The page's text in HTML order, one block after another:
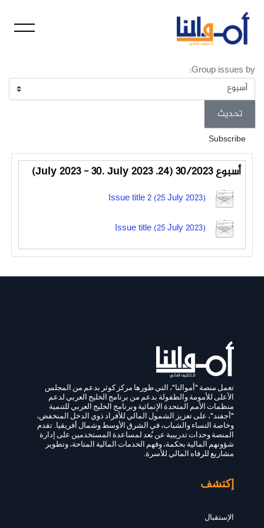
تخطى إلى المحتوى الرئيسي
Group issues by:
Subscribe
أسبوع 30/2023 (24. July 2023 - 30. July 2023)
Issue title 2 (25 July 2023)
Issue title (25 July 2023)
تعمل منصة "أموالنا"، التي طورها مركز كوثر بدعم من المجلس
الأعلى للأمومة والطفولة بدعم من برنامج الخليج العربي لدعم
منظمات الأمم المتحدة الإنمائية وبرنامج الخليج العربي للتنمية
"أجفند"، على تعزيز الشمول المالي للأفراد ذوي الدخل المنخفض،
وخاصة النساء والشباب، في الشرق الأوسط وشمال أفريقيا. تقدم
المنصة وحدات تدريبية عن بُعد لمساعدة المستخدمين على إدارة
شؤونهم المالية بحكمة، وفهم الخدمات المالية المتاحة، وتطوير
مشاريع للرفاه المالي للأسرة.
إكتشف
الإستقبال